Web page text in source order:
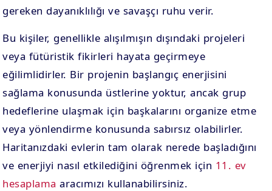
gereken dayanıklılığı ve savaşçı ruhu verir.
Bu kişiler, genellikle alışılmışın dışındaki projeleri
veya fütüristik fikirleri hayata geçirmeye
eğilimlidirler. Bir projenin başlangıç enerjisini
sağlama konusunda üstlerine yoktur, ancak grup
hedeflerine ulaşmak için başkalarını organize etme
veya yönlendirme konusunda sabırsız olabilirler.
Haritanızdaki evlerin tam olarak nerede başladığını
ve enerjiyi nasıl etkilediğini öğrenmek için 11. ev
hesaplama aracımızı kullanabilirsiniz.